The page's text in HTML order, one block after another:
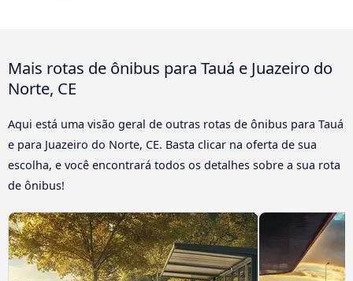
Mais rotas de ônibus para Tauá e Juazeiro do
Norte, CE
Aqui está uma visão geral de outras rotas de ônibus para Tauá
e para Juazeiro do Norte, CE. Basta clicar na oferta de sua
escolha, e você encontrará todos os detalhes sobre a sua rota
de ônibus!